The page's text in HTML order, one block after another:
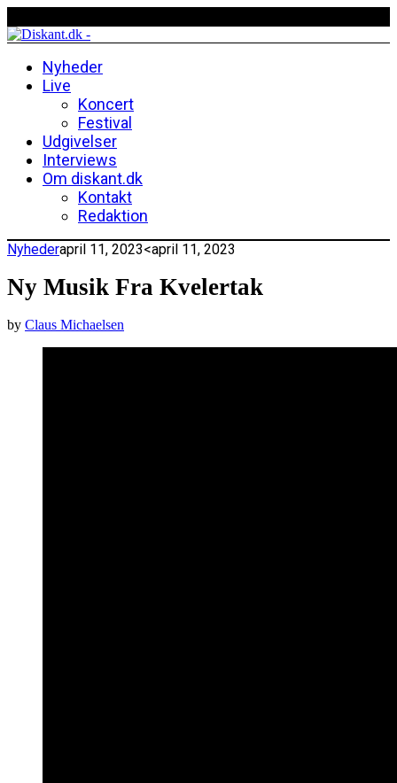
Nyheder
Live
Koncert
Festival
Udgivelser
Interviews
Om diskant.dk
Kontakt
Redaktion
Nyhederapril 11, 2023<april 11, 2023
Ny Musik Fra Kvelertak
by Claus Michaelsen